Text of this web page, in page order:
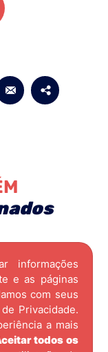
informações
e as páginas
com seus
Privacidade.
a mais
todos os